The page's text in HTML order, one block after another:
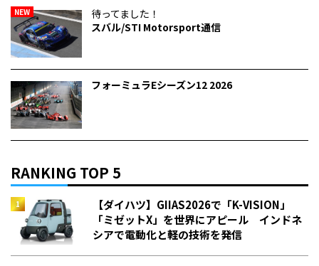
NEW
待ってました！
スバル/STI Motorsport通信
フォーミュラEシーズン12 2026
RANKING TOP 5
【ダイハツ】GIIAS2026で「K-VISION」
「ミゼットX」を世界にアピール インドネ
シアで電動化と軽の技術を発信